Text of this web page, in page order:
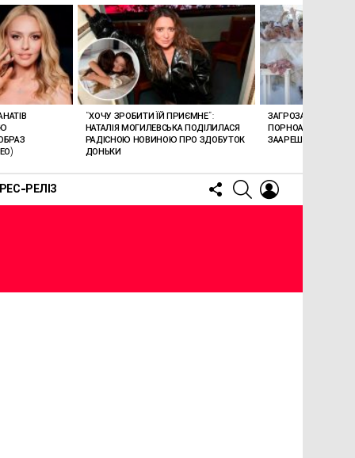
РЕЛІЗ
FOLLOW
US
SEARCH
“ХОЧУ ЗРОБИТИ ЇЙ ПРИЄМНЕ”:
НАТАЛІЯ МОГИЛЕВСЬКА ПОДІЛИЛАСЯ
РАДІСНОЮ НОВИНОЮ ПРО ЗДОБУТОК
ДОНЬКИ
ЗАГРОЗА 15 РОКІВ
ПОРНОАКТОРКА
ЗААРЕШТОВАНА НА